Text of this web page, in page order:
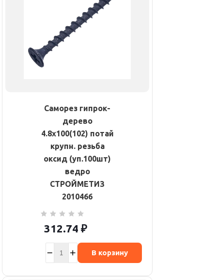
Саморез гипрок-
дерево
4.8х100(102) потай
крупн. резьба
оксид (уп.100шт)
ведро
СТРОЙМЕТИЗ
2010466
312.74 ₽
В корзину